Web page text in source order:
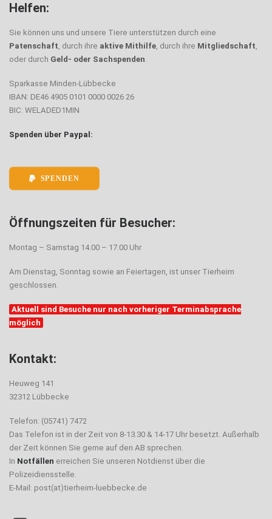
Helfen:
Sie können uns und unsere Tiere unterstützen durch eine
Patenschaft, durch ihre aktive Mithilfe, durch ihre Mitgliedschaft,
oder durch Geld- oder Sachspenden.
Sparkasse Minden-Lübbecke
IBAN: DE46 4905 0101 0000 0026 26
BIC: WELADED1MIN
Spenden über Paypal:
SPENDEN
Öffnungszeiten für Besucher:
Montag – Samstag 14.00 – 17.00 Uhr
Am Dienstag, Sonntag sowie an Feiertagen, ist unser Tierheim
geschlossen.
Aktuell sind Besuche nur nach vorheriger Terminabsprache
möglich
Kontakt:
Heuweg 141
32312 Lübbecke
Telefon: (05741) 7472
Das Telefon ist in der Zeit von 8-13.30 & 14-17 Uhr besetzt. Außerhalb
der Zeit können Sie gerne auf den AB sprechen.
In Notfällen erreichen Sie unseren Notdienst über die
Polizeidiensstelle.
E-Mail: post(at)tierheim-luebbecke.de